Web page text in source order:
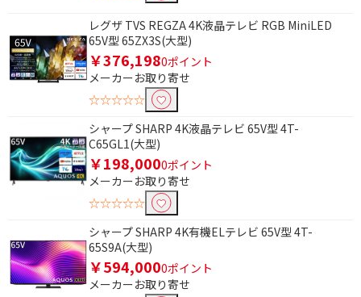
レグザ TVS REGZA 4K液晶テレビ RGB MiniLED
65V型 65ZX3S(大型)
￥376,1980ポイント
メーカーお取り寄せ
☆☆☆☆☆
シャープ SHARP 4K液晶テレビ 65V型 4T-
C65GL1(大型)
￥198,0000ポイント
メーカーお取り寄せ
☆☆☆☆☆
シャープ SHARP 4K有機ELテレビ 65V型 4T-
65S9A(大型)
￥594,0000ポイント
メーカーお取り寄せ
サイズで絞り込む
70V型以上 （12畳～）
49～55V型（6～8畳）
40～48V型（4.5～6畳）
30～39V型（～4.5畳）
19V型以下
画素で絞り込む
4K対応
ハイビジョン